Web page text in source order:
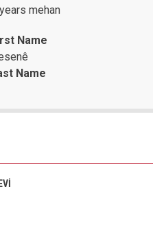
mehan
Name
Name